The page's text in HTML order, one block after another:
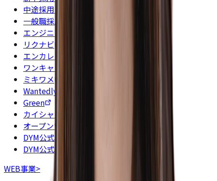
中途採用 特設サイト
一般職採用サイト
エンジニア・クリエイター採用サイト
リクナビ
エンカレッジ
ワンキャリア
ミキワメ
Wantedly
Green
カイシャの評判
オープンワーク
DYM公式X（旧Twitter）
DYM公式Instagram
WEB事業>